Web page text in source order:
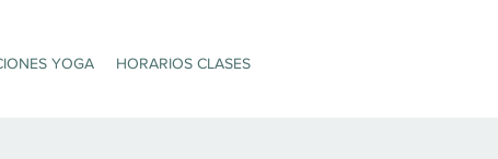
YOGA HORARIOS CLASES